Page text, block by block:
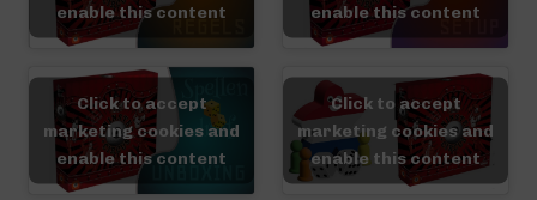
enable this content
enable this content
Click to accept
marketing cookies and
enable this content
Click to accept
marketing cookies and
enable this content